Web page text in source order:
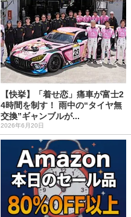
【快挙】「着せ恋」痛車が富士2
4時間を制す！ 雨中の“タイヤ無
交換”ギャンブルが...
2026年6月20日